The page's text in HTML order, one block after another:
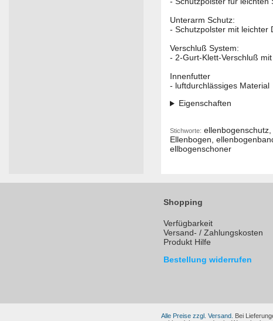
Unterarm Schutz:
- Schutzpolster mit leichter
Verschluß System:
- 2-Gurt-Klett-Verschluß
Innenfutter
- luftdurchlässiges Material
Eigenschaften
Stichworte:
Ellenbogen,
ellbogenschoner
Shopping
Verfügbarkeit
Versand- / Zahlungskosten
Produkt Hilfe
Bestellung widerrufen
Alle Preise zzgl. Versand. Bei